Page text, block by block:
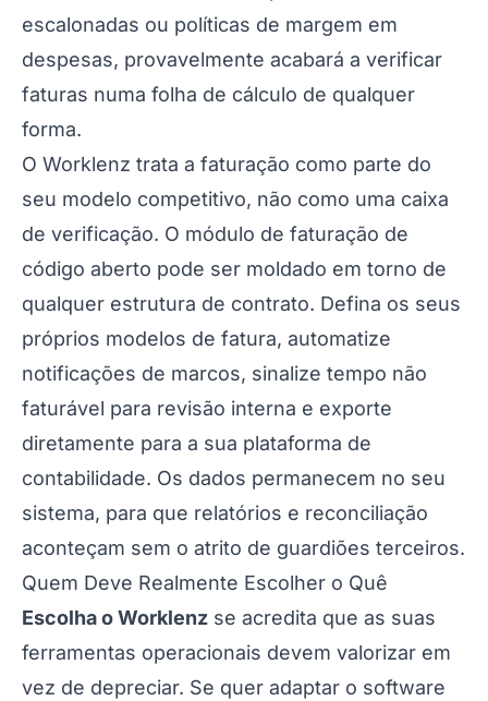
escalonadas ou políticas de margem em
despesas, provavelmente acabará a verificar
faturas numa folha de cálculo de qualquer
forma.
O Worklenz trata a faturação como parte do
seu modelo competitivo, não como uma caixa
de verificação. O módulo de faturação de
código aberto pode ser moldado em torno de
qualquer estrutura de contrato. Defina os seus
próprios modelos de fatura, automatize
notificações de marcos, sinalize tempo não
faturável para revisão interna e exporte
diretamente para a sua plataforma de
contabilidade. Os dados permanecem no seu
sistema, para que relatórios e reconciliação
aconteçam sem o atrito de guardiões terceiros.
Quem Deve Realmente Escolher o Quê
Escolha o Worklenz se acredita que as suas
ferramentas operacionais devem valorizar em
vez de depreciar. Se quer adaptar o software